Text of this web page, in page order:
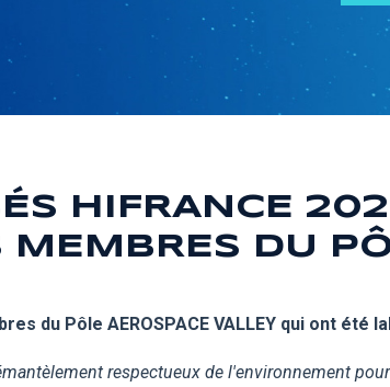
HIFRANCE
MEMBRES DU
du Pôle AEROSPACE VALLEY qui ont été
respectueux de l'environnement